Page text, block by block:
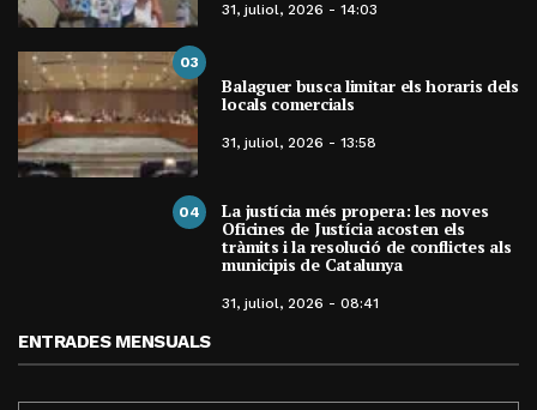
31, juliol, 2026 - 14:03
03
Balaguer busca limitar els horaris dels
locals comercials
31, juliol, 2026 - 13:58
04 La justícia més propera: les noves
Oficines de Justícia acosten els
tràmits i la resolució de conflictes als
municipis de Catalunya
31, juliol, 2026 - 08:41
ENTRADES MENSUALS